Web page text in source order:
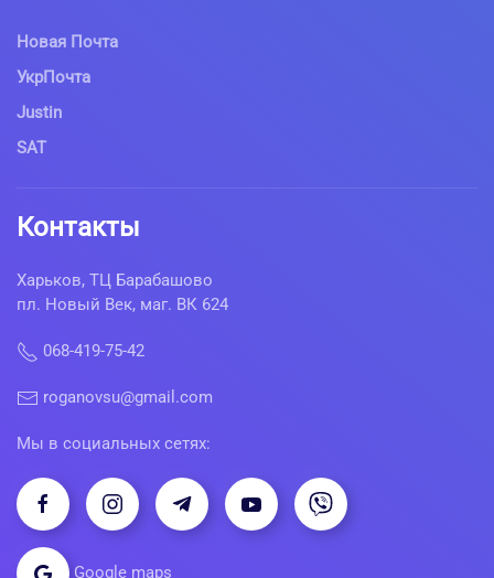
Новая Почта
УкрПочта
Justin
SAT
Контакты
Харьков, ТЦ Барабашово
пл. Новый Век, маг. ВК 624
068-419-75-42
roganovsu@gmail.com
Мы в социальных сетях:
Google maps